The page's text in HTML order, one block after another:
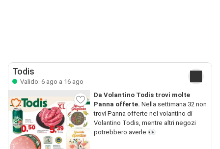
Todis
Valido: 6 ago a 16 ago
Da Volantino Todis trovi molte
Panna offerte. Nella settimana 32 non
trovi Panna offerte nel volantino di
Volantino Todis, mentre altri negozi
potrebbero averle.👀